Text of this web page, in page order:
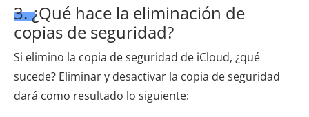
3. ¿Qué hace la eliminación de
copias de seguridad?
Si elimino la copia de seguridad de iCloud, ¿qué
sucede? Eliminar y desactivar la copia de seguridad
dará como resultado lo siguiente: